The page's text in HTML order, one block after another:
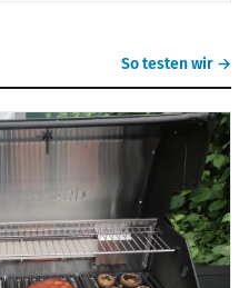
So testen wir →